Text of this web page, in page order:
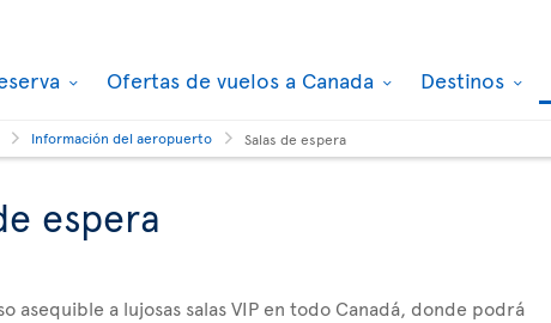
Ofertas de vuelos a Canada Destinos
Información del aeropuerto Salas de espera
espera
asequible a lujosas salas VIP en todo Canadá, donde podrá